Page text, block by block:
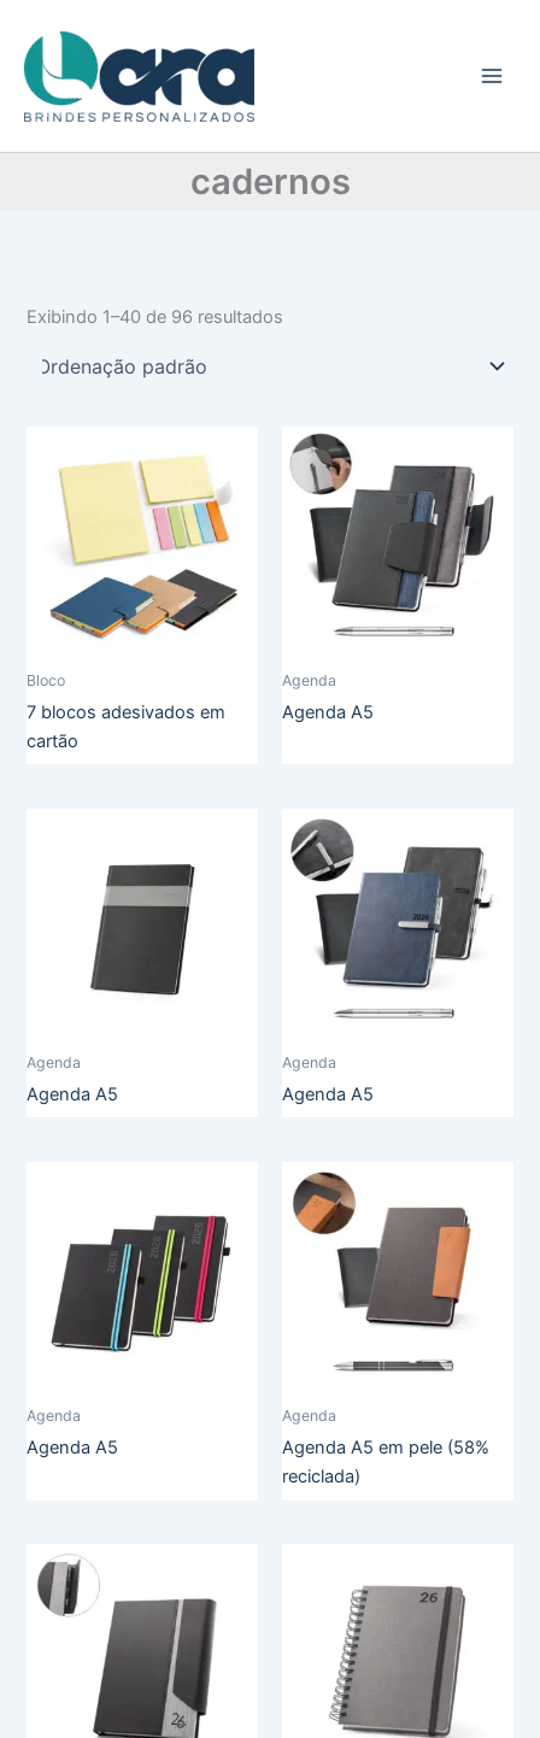
para
conteúdo
cadernos
t
e
r
Exibindo 1–40 de 96 resultados
Bloco
7 blocos adesivados em
cartão
Agenda
Agenda A5
Agenda
Agenda A5
Agenda
Agenda A5
Agenda
Agenda A5
Agenda
Agenda A5 em pele (58%
reciclada)